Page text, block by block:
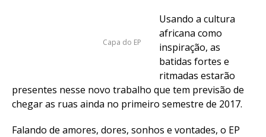
Capa do EP
Usando a cultura
africana como
inspiração, as
batidas fortes e
ritmadas estarão
presentes nesse novo trabalho que tem previsão de
chegar as ruas ainda no primeiro semestre de 2017.
Falando de amores, dores, sonhos e vontades, o EP